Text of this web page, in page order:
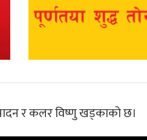
र कलर विष्णु खड्काको छ।